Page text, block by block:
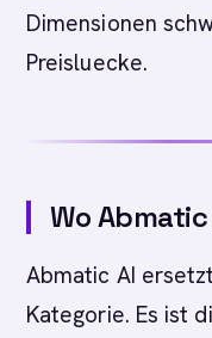
Dimensionen
Preisluecke.
Wo
Abmatic AI
Kategorie. Es ist